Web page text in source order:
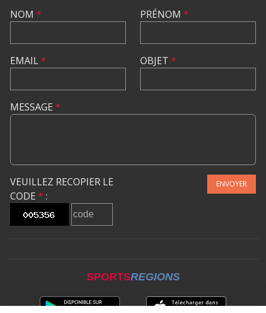
NOM *
EMAIL*
PRÉNOM *
OBJET *
MESSAGE *
VEUILLEZ RECOPIER LE
CODE * :
ENVOYER
SPORTSREGIONS